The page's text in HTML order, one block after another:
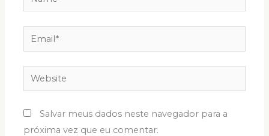
Email*
Website
Salvar meus dados neste navegador para a
próxima vez que eu comentar.